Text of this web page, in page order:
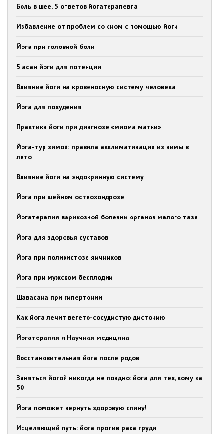
Боль в шее. 5 ответов йогатерапевта
Избавление от проблем со сном с помощью йоги
Йога при головной боли
5 асан йоги для потенции
Влияние йоги на кровеносную систему человека
Йога для похудения
Практика йоги при диагнозе «миома матки»
Йога-тур зимой: правила акклиматизации из зимы в
лето
Влияние йоги на эндокринную систему
Йога при шейном остеохондрозе
Йогатерапия варикозной болезни органов малого таза
Йога для здоровья суставов
Йога при поликистозе яичников
Йога при мужском бесплодии
Шавасана при гипертонии
Как йога лечит вегето-сосудистую дистонию
Йогатерапия и Научная медицина
Восстановительная йога после родов
Заняться йогой никогда не поздно: йога для тех, кому за
50
Йога поможет вернуть здоровую спину!
Исцеляющий путь: йога против рака груди